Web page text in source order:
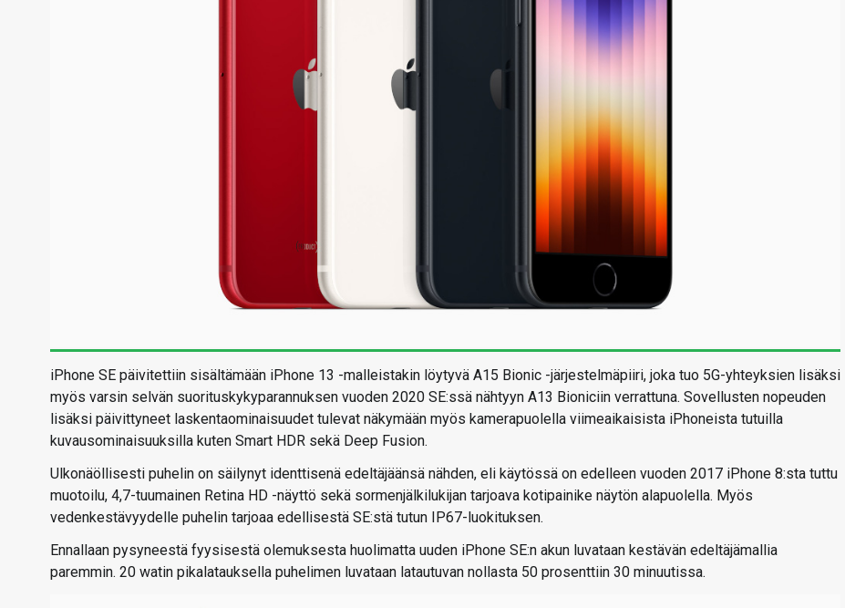
iPhone SE päivitettiin sisältämään iPhone 13 -malleistakin löytyvä A15 Bionic -järjestelmäpiiri, joka tuo 5G-yhteyksien lisäksi
myös varsin selvän suorituskykyparannuksen vuoden 2020 SE:ssä nähtyyn A13 Bioniciin verrattuna. Sovellusten nopeuden
lisäksi päivittyneet laskentaominaisuudet tulevat näkymään myös kamerapuolella viimeaikaisista iPhoneista tutuilla
kuvausominaisuuksilla kuten Smart HDR sekä Deep Fusion.
Ulkonäöllisesti puhelin on säilynyt identtisenä edeltäjäänsä nähden, eli käytössä on edelleen vuoden 2017 iPhone 8:sta tuttu
muotoilu, 4,7-tuumainen Retina HD -näyttö sekä sormenjälkilukijan tarjoava kotipainike näytön alapuolella. Myös
vedenkestävyydelle puhelin tarjoaa edellisestä SE:stä tutun IP67-luokituksen.
Ennallaan pysyneestä fyysisestä olemuksesta huolimatta uuden iPhone SE:n akun luvataan kestävän edeltäjämallia
paremmin. 20 watin pikalatauksella puhelimen luvataan latautuvan nollasta 50 prosenttiin 30 minuutissa.